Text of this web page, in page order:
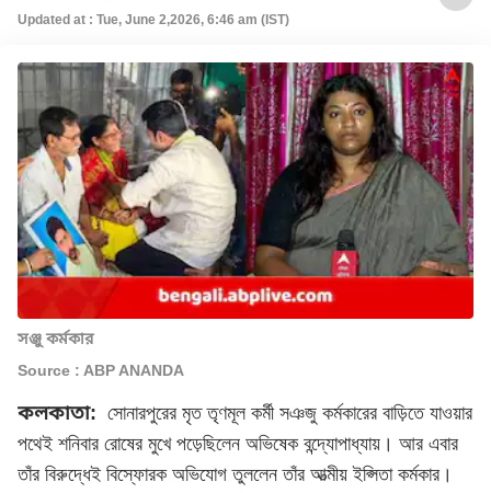
Updated at : Tue, June 2,2026, 6:46 am (IST)
সঞ্জু কর্মকার
Source : ABP ANANDA
কলকাতা: সোনারপুরের মৃত তৃণমূল কর্মী সঞজু কর্মকারের বাড়িতে যাওয়ার
পথেই শনিবার রোষের মুখে পড়েছিলেন অভিষেক বন্দ্যোপাধ্যায় । আর এবার
তাঁর বিরুদ্ধেই বিস্ফোরক অভিযোগ তুললেন তাঁর আত্মীয় ইপ্সিতা কর্মকার।